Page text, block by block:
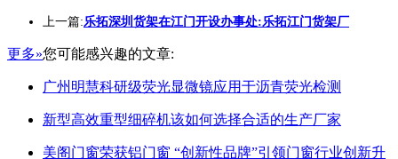
上一篇:乐拓深圳货架在江门开设办事处:乐拓江门货架厂
更多»您可能感兴趣的文章:
广州明慧科研级荧光显微镜应用于沥青荧光检测
新型高效重型细碎机该如何选择合适的生产厂家
美阁门窗荣获铝门窗 “创新性品牌”引领门窗行业创新升